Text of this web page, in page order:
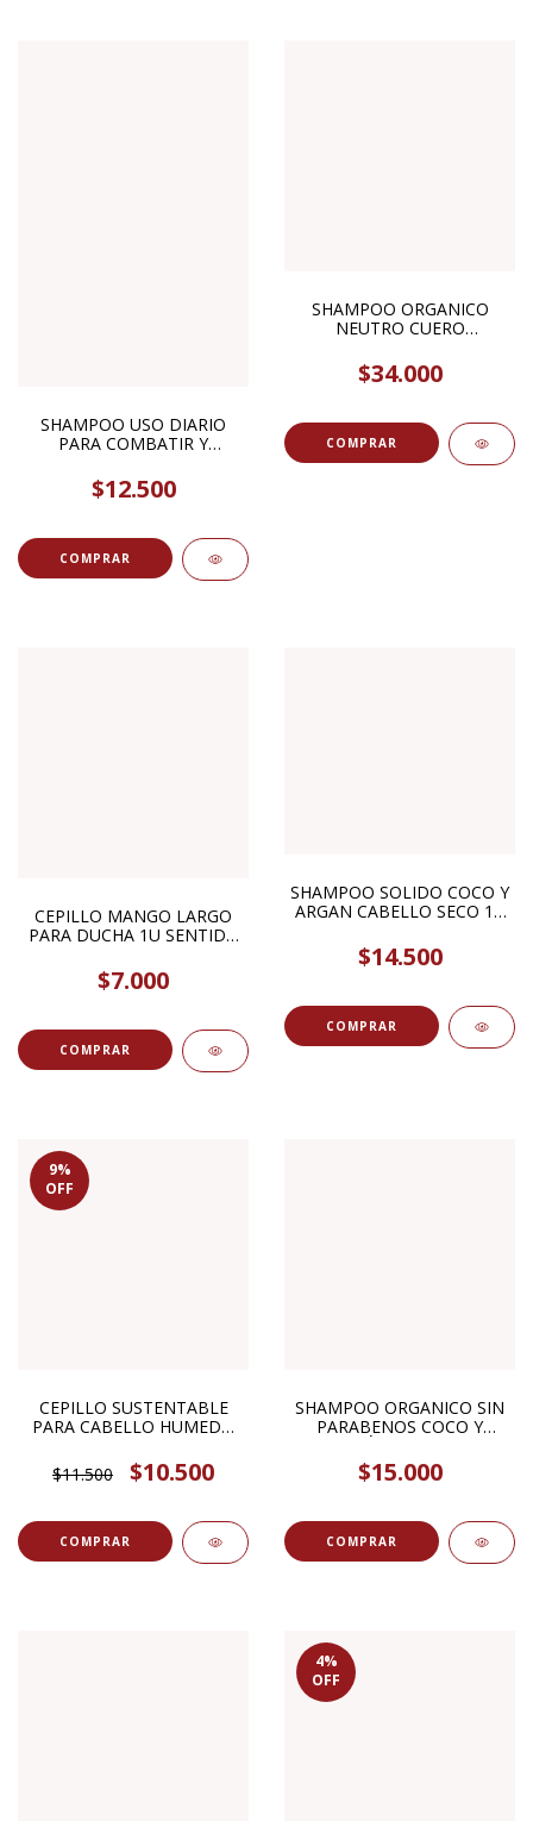
SHAMPOO USO DIARIO
PARA COMBATIR Y
520ML HIERBAS DEL OASIS
$12.500
SHAMPOO ORGANICO
NEUTRO CUERO
400ML NATURA SIBERICA
$34.000
CEPILLO MANGO LARGO
PARA DUCHA 1U SENTIDO
$7.000
SHAMPOO SOLIDO COCO Y
ARGAN CABELLO SECO 1U
$14.500
9%
OFF
CEPILLO SUSTENTABLE
PARA CABELLO HUMEDO
$11.500
$10.500
SHAMPOO ORGANICO SIN
PARABENOS COCO Y
280ML ORGANIC SHOP
$15.000
4%
OFF